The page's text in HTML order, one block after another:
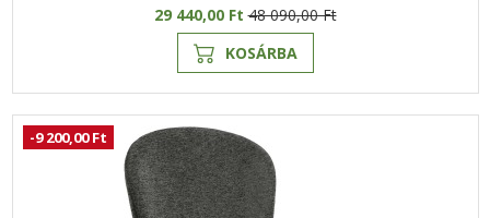
29 440,00 Ft48 090,00 Ft
KOSÁRBA
-9 200,00 Ft